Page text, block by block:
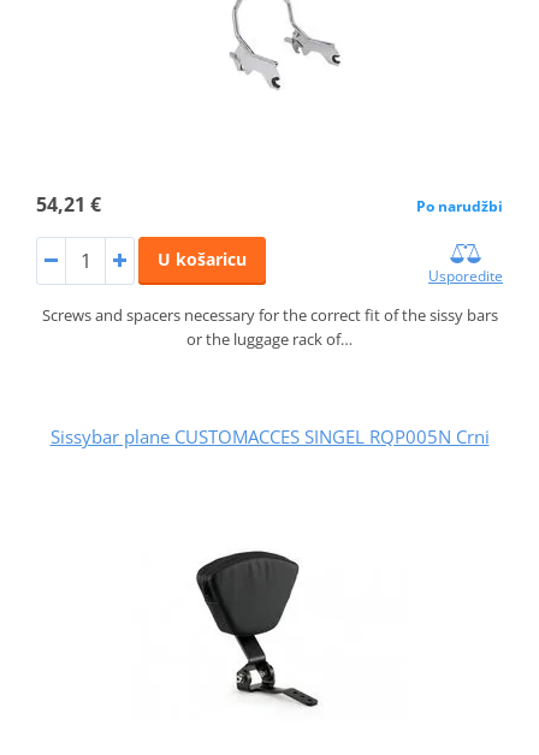
54,21 € Po narudžbi
U košaricu
Usporedite
Screws and spacers necessary for the correct fit of the sissy bars
or the luggage rack of…
Sissybar plane CUSTOMACCES SINGEL RQP005N Crni